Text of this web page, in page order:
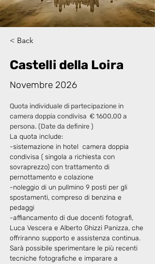
< Back
Castelli della Loira
Novembre 2026
Quota individuale di partecipazione in
camera doppia condivisa  € 1600,00 a
persona. (Date da definire )
La quota include:
-sistemazione in hotel  camera doppia
condivisa ( singola a richiesta con
sovraprezzo) con trattamento di
pernottamento e colazione
-noleggio di un pullmino 9 posti per gli
spostamenti, compreso di benzina e
pedaggi
-affiancamento di due docenti fotografi,
Luca Vescera e Alberto Ghizzi Panizza, che
offriranno supporto e assistenza continua.
Sarà possibile sperimentare le più recenti
tecniche fotografiche e imparare a